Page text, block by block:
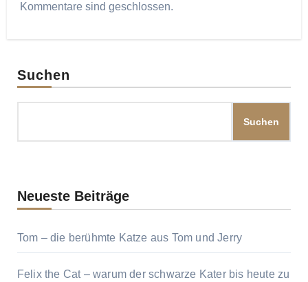
Kommentare sind geschlossen.
Suchen
Suchen
Neueste Beiträge
Tom – die berühmte Katze aus Tom und Jerry
Felix the Cat – warum der schwarze Kater bis heute zu